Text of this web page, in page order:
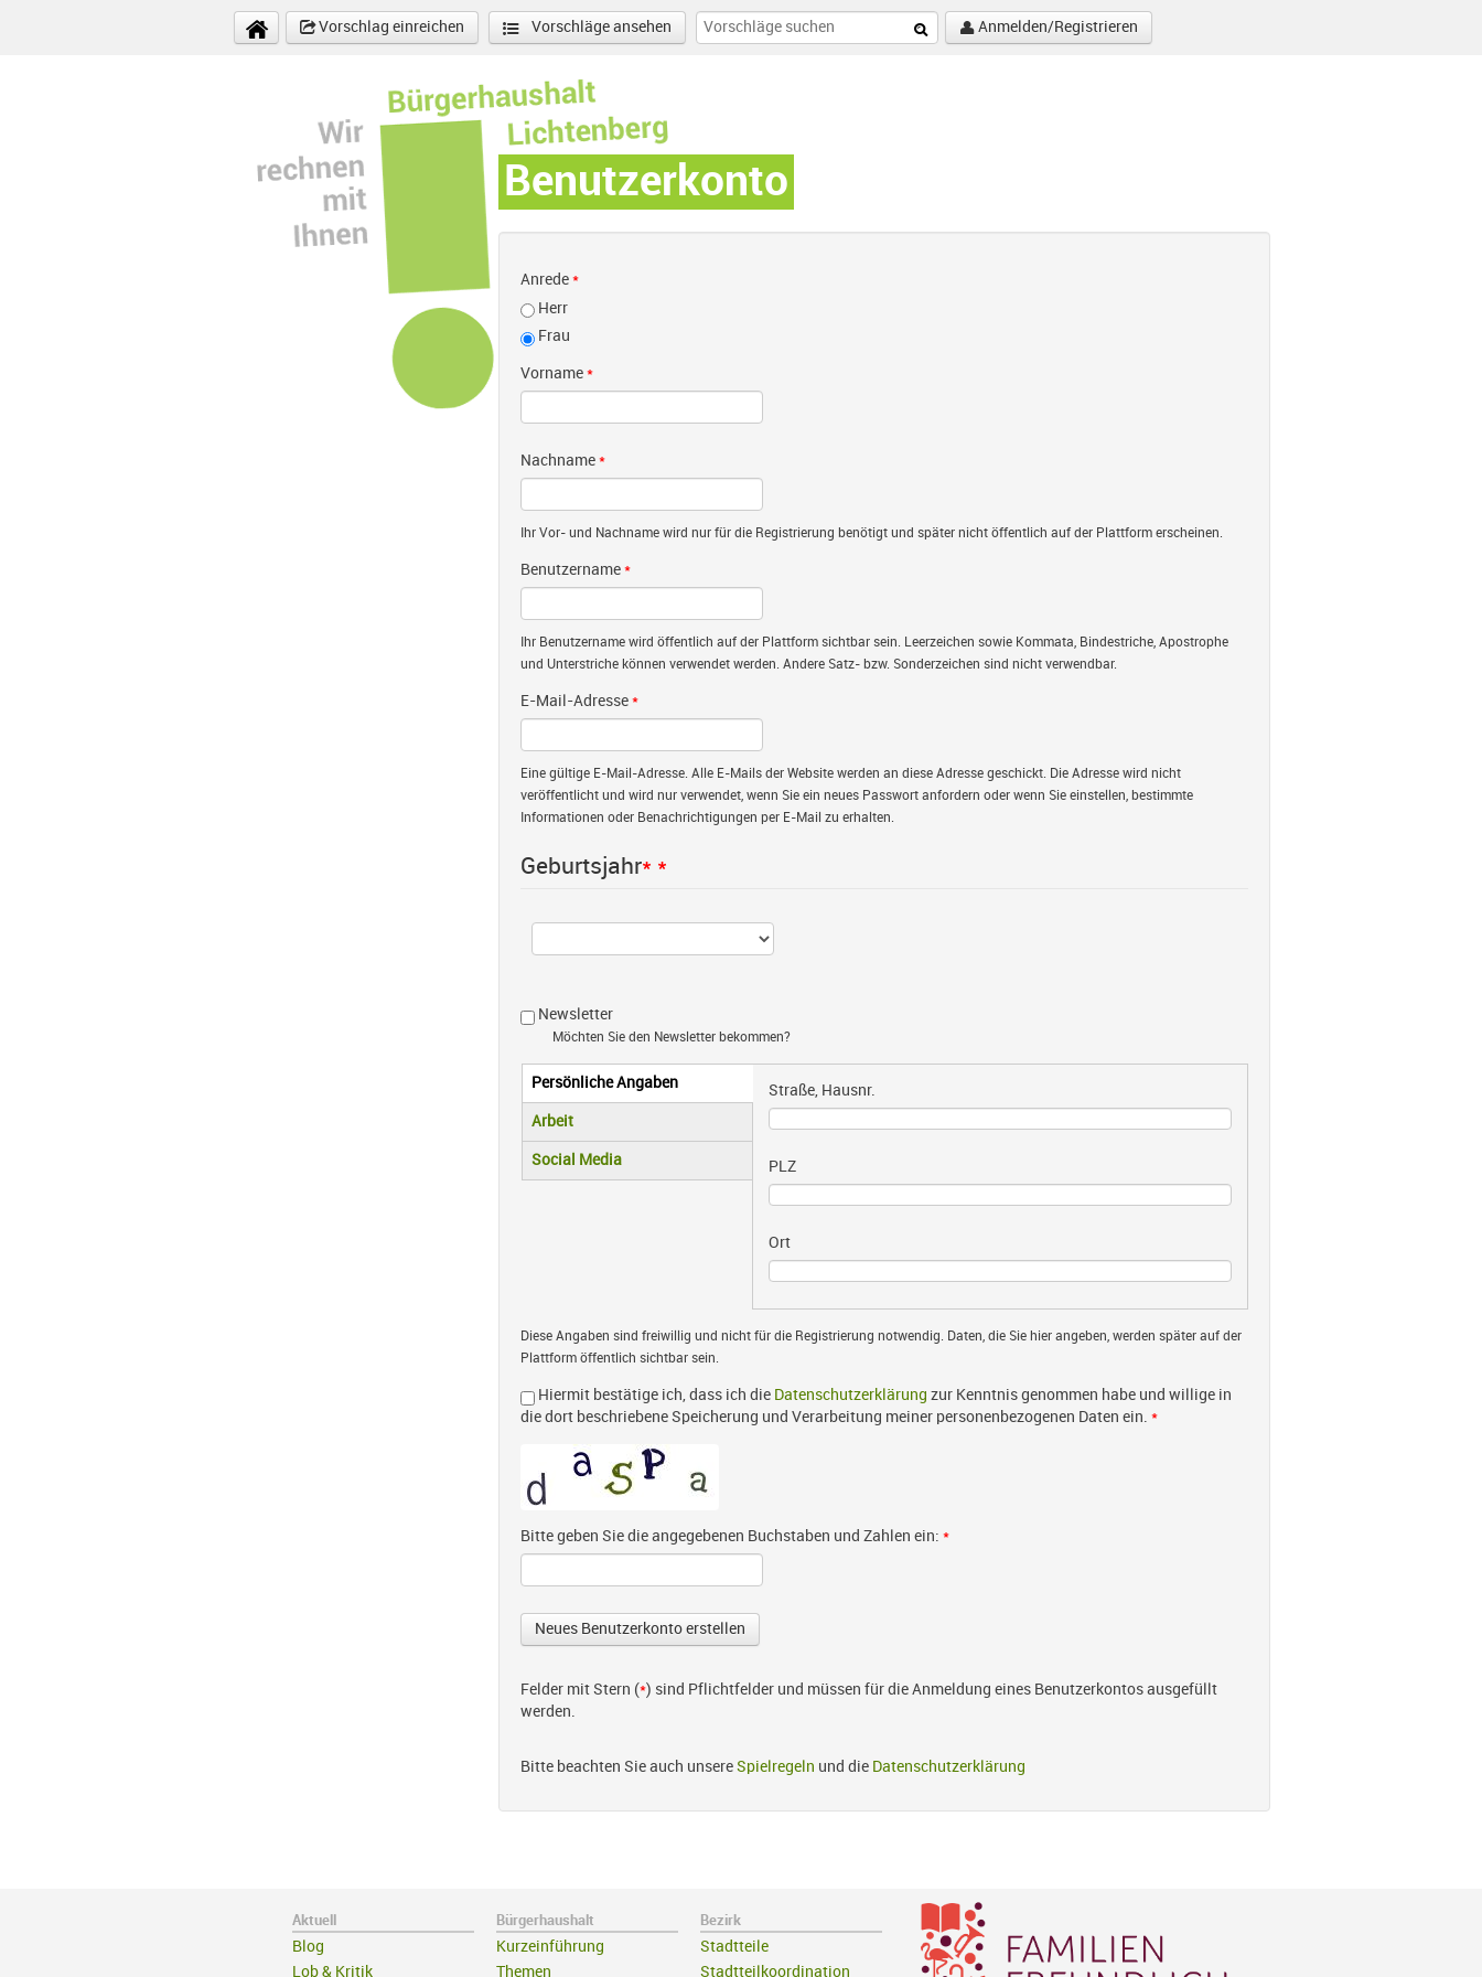
Vorschlag einreichen
Vorschläge ansehen Anmelden/Registrieren
Benutzerkonto
Anrede *
Herr
Frau
Vorname *
Nachname *
Ihr Vor- und Nachname wird nur für die Registrierung benötigt und später nicht öffentlich auf der Plattform erscheinen.
Benutzername *
Ihr Benutzername wird öffentlich auf der Plattform sichtbar sein. Leerzeichen sowie Kommata, Bindestriche, Apostrophe
und Unterstriche können verwendet werden. Andere Satz- bzw. Sonderzeichen sind nicht verwendbar.
E-Mail-Adresse *
Eine gültige E-Mail-Adresse. Alle E-Mails der Website werden an diese Adresse geschickt. Die Adresse wird nicht
veröffentlicht und wird nur verwendet, wenn Sie ein neues Passwort anfordern oder wenn Sie einstellen, bestimmte
Informationen oder Benachrichtigungen per E-Mail zu erhalten.
Geburtsjahr* *
Newsletter
Möchten Sie den Newsletter bekommen?
Vertikale Reiter
Persönliche Angaben
(aktiver Reiter)
Arbeit
Social Media
Straße, Hausnr.
PLZ
Ort
Diese Angaben sind freiwillig und nicht für die Registrierung notwendig. Daten, die Sie hier angeben, werden später auf der
Plattform öffentlich sichtbar sein.
Hiermit bestätige ich, dass ich die Datenschutzerklärung zur Kenntnis genommen habe und willige in
die dort beschriebene Speicherung und Verarbeitung meiner personenbezogenen Daten ein. *
Bitte geben Sie die angegebenen Buchstaben und Zahlen ein: *
Felder mit Stern (*) sind Pflichtfelder und müssen für die Anmeldung eines Benutzerkontos ausgefüllt
werden.
Bitte beachten Sie auch unsere Spielregeln und die Datenschutzerklärung
Aktuell
Blog
Lob & Kritik
Bürgerhaushalt
Kurzeinführung
Themen
Bezirk
Stadtteile
Stadtteilkoordination